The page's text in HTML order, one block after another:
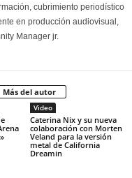
cubrimiento periodístico
en producción audiovisual,
Manager jr.
Más del autor
Video
Caterina Nix y su nueva
colaboración con Morten
Veland para la versión
metal de California
Dreamin